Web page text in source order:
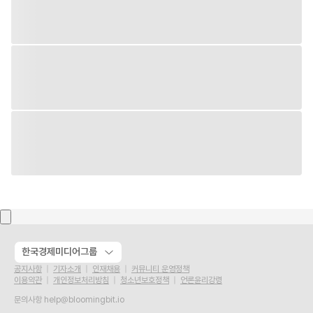
한국경제미디어그룹
공지사항 기자소개 인재채용
커뮤니티 운영정책
이용약관
개인정보처리방침 청소년보호정책
언론윤리강령
문의사항 help@bloomingbit.io